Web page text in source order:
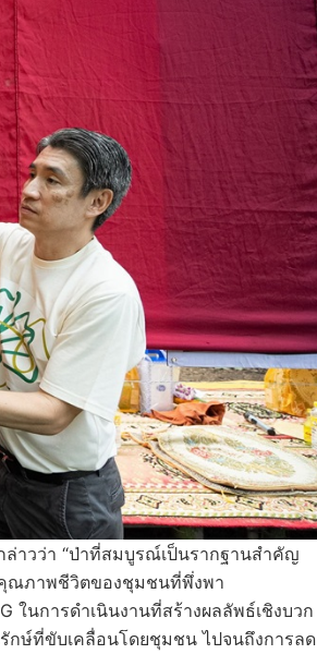
ล่าวว่า “ป่าที่สมบูรณ์เป็นรากฐานสำคัญ
ณภาพชีวิตของชุมชนที่พึ่งพา
ในการดำเนินงานที่สร้างผลลัพธ์เชิงบวก
กษ์ที่ขับเคลื่อนโดยชุมชน ไปจนถึงการลด